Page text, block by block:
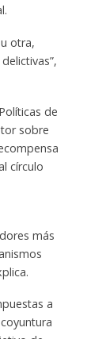
otra,
de
sobre
círculo
más
a